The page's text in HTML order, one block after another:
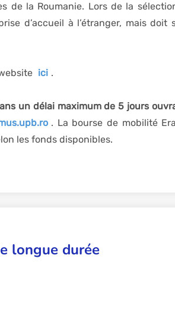
de la Roumanie. Lors de la
d’accueil à l’étranger, mais doit
ici .
un délai maximum de 5 jours
. La bourse de mobilité
les fonds disponibles.
longue durée